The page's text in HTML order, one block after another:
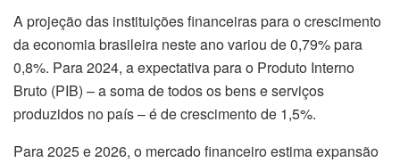
A projeção das instituições financeiras para o crescimento
da economia brasileira neste ano variou de 0,79% para
0,8%. Para 2024, a expectativa para o Produto Interno
Bruto (PIB) – a soma de todos os bens e serviços
produzidos no país – é de crescimento de 1,5%.
Para 2025 e 2026, o mercado financeiro estima expansão